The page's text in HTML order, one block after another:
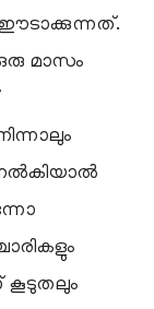
മാസം
നൽകിയാൽ
കൂടുതലും